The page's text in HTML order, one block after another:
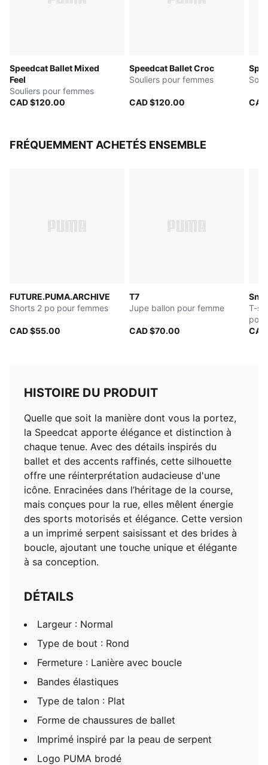
Speedcat Ballet Mixed
Feel
Souliers pour femmes
CAD $120.00
Speedcat Ballet Croc
Souliers pour femmes
CAD $120.00
FRÉQUEMMENT ACHETÉS ENSEMBLE
FUTURE.PUMA.ARCHIVE
Shorts 2 po pour femmes
CAD $55.00
T7
Jupe ballon pour femme
CAD $70.00
T-
HISTOIRE DU PRODUIT
Quelle que soit la manière dont vous la portez,
la Speedcat apporte élégance et distinction à
chaque tenue. Avec des détails inspirés du
ballet et des accents raffinés, cette silhouette
offre une réinterprétation audacieuse d'une
icône. Enracinées dans l’héritage de la course,
mais conçues pour la rue, elles mêlent énergie
des sports motorisés et élégance. Cette version
a un imprimé serpent saisissant et des brides à
boucle, ajoutant une touche unique et élégante
à sa conception.
DÉTAILS
Largeur : Normal
Type de bout : Rond
Fermeture : Lanière avec boucle
Bandes élastiques
Type de talon : Plat
Forme de chaussures de ballet
Imprimé inspiré par la peau de serpent
Logo PUMA brodé